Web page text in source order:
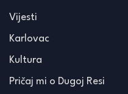
Vijesti
Karlovac
Kultura
Pričaj mi o Dugoj Resi